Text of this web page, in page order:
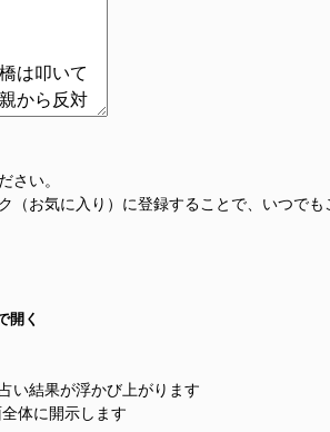
さい。
（お気に入り）に登録することで、いつでも
開く
い結果が浮かび上がります
体に開示します